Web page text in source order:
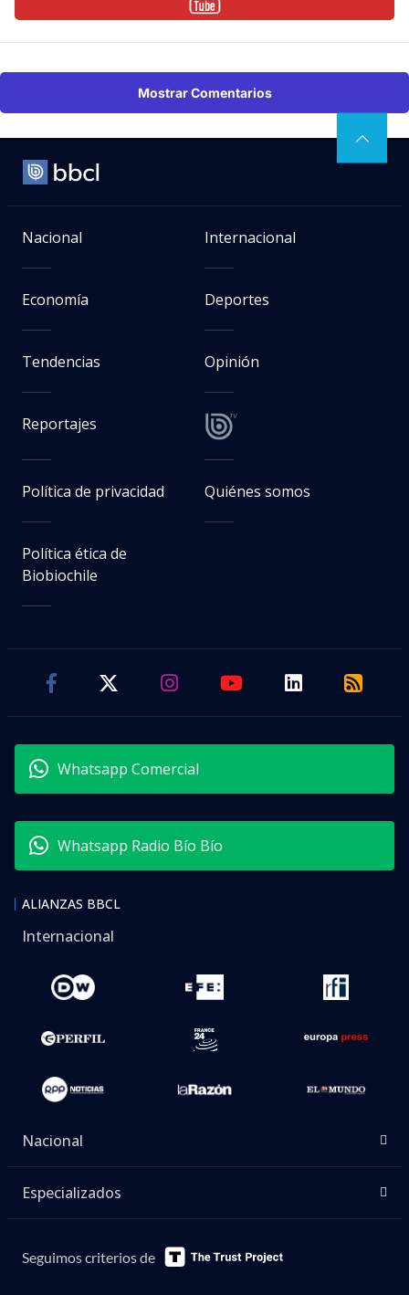
Mostrar Comentarios
Nacional Internacional
Economía Deportes
Tendencias Opinión
Reportajes
Política de privacidad Quiénes somos
Política ética de
Biobiochile
Whatsapp Comercial
Whatsapp Radio Bío Bío
ALIANZAS BBCL
Internacional
Nacional
Especializados
Seguimos criterios de